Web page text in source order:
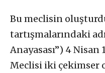
Bu meclisin
tartışmalarındaki
Anayasası”) 4
Meclisi iki çekimser